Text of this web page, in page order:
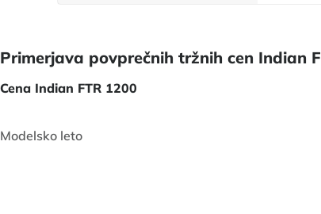
Primerjava povprečnih tržnih cen Indian
Cena Indian FTR 1200
Modelsko leto